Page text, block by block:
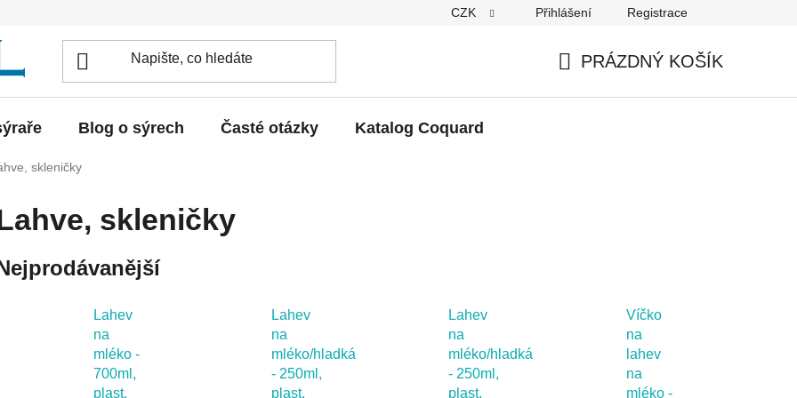
CZK Přihlášení Registrace
PRÁZDNÝ KOŠÍK
Blog o sýrech Časté otázky Katalog Coquard
skleničky
skleničky
Lahev
na
mléko -
700ml,
plast,
Lahev
na
mléko/hladká
- 250ml,
plast,
Lahev
na
mléko/hladká
- 250ml,
plast,
Víčko
na
lahev
na
mléko -